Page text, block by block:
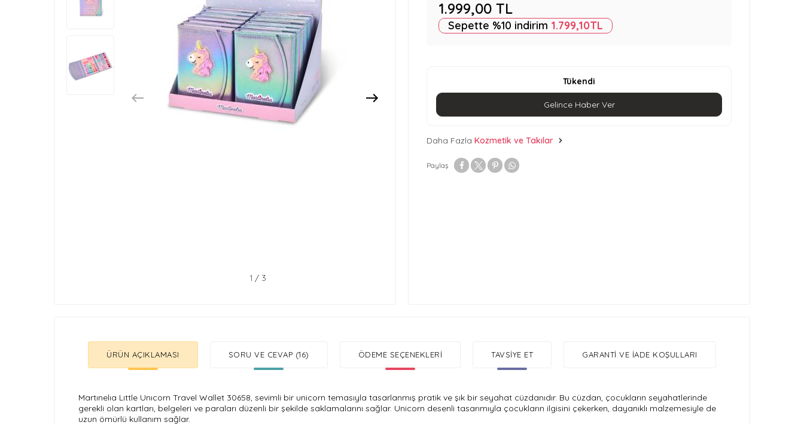
1 / 3
1.999,00 TL
Sepette %10 indirim 1.799,10TL
Tükendi
Gelince Haber Ver
Daha Fazla Kozmetik ve Takılar
Paylaş
ÜRÜN AÇIKLAMASI SORU VE CEVAP (16) ÖDEME SEÇENEKLERI TAVSIYE ET GARANTI VE İADE KOŞULLARI
Martınelıa Lıttle Unıcorn Travel Wallet 30658, sevimli bir unicorn temasıyla tasarlanmış pratik ve şık bir seyahat cüzdanıdır. Bu cüzdan, çocukların seyahatlerinde
gerekli olan kartları, belgeleri ve paraları düzenli bir şekilde saklamalarını sağlar. Unicorn desenli tasarımıyla çocukların ilgisini çekerken, dayanıklı malzemesiyle de
uzun ömürlü kullanım sağlar.